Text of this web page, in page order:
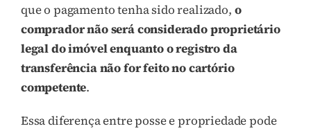
que o pagamento tenha sido realizado, o
comprador não será considerado proprietário
legal do imóvel enquanto o registro da
transferência não for feito no cartório
competente.
Essa diferença entre posse e propriedade pode